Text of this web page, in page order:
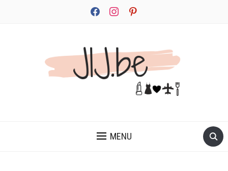
facebookinstagrampinterest
MENU